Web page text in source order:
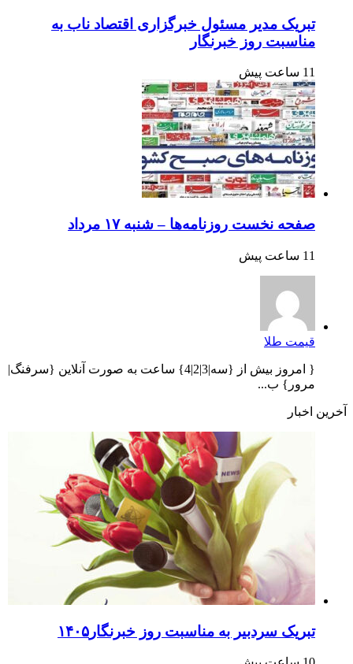
تبریک مدیر مسئول خبرگزاری اقتصاد ناب به
مناسبت روز خبرنگار
11 ساعت پیش
صفحه نخست روزنامه‌ها – شنبه ۱۷ مرداد
11 ساعت پیش
قیمت طلا
{ امروز بیش از {سه|3|2|4} ساعت به صورت آنلاین {سرفنگ|
مرور} ب...
آخرین اخبار
تبریک سردبیر به مناسبت روز خبرنگار۱۴۰۵